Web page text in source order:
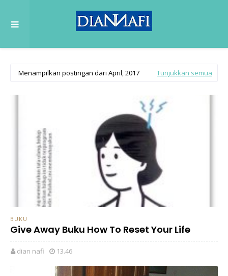
Menampilkan postingan dari April, 2017 Tunjukkan semua
BUKU
Give Away Buku How To Reset Your Life
dian nafi 13.46